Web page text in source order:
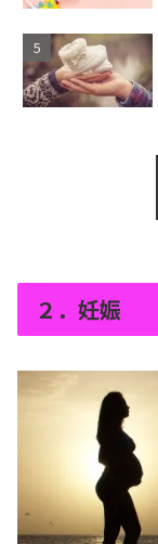
２．妊娠